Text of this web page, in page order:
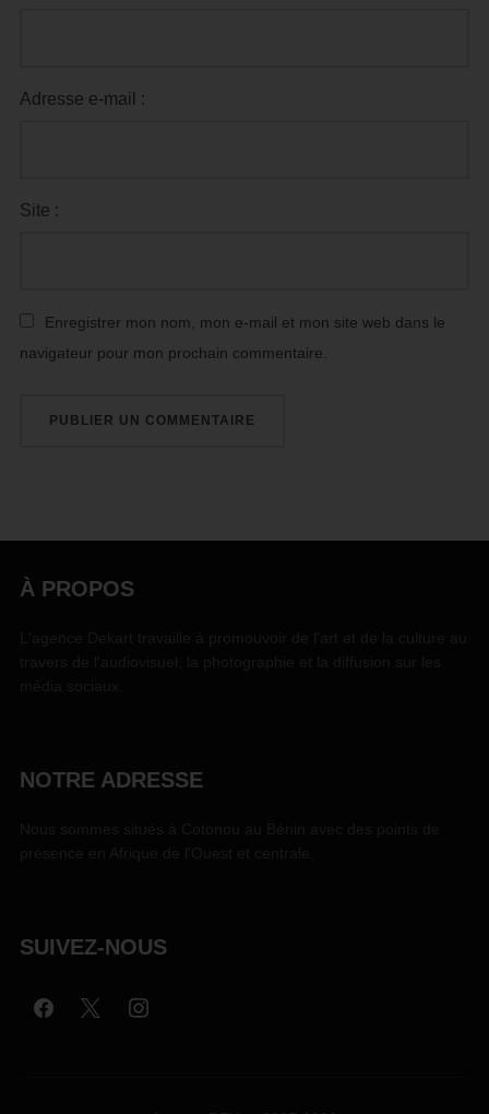
Adresse e-mail :
Site :
Enregistrer mon nom, mon e-mail et mon site web dans le
navigateur pour mon prochain commentaire.
À PROPOS
NOTRE ADRESSE
SUIVEZ-NOUS